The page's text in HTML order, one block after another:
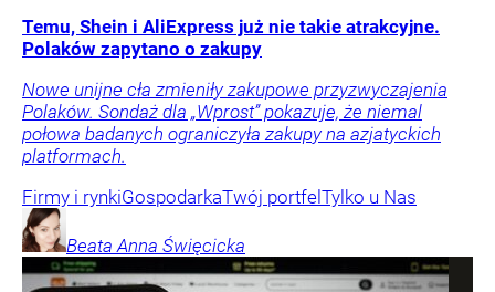
Temu, Shein i AliExpress już nie takie atrakcyjne.
Polaków zapytano o zakupy
Nowe unijne cła zmieniły zakupowe przyzwyczajenia
Polaków. Sondaż dla „Wprost” pokazuje, że niemal
połowa badanych ograniczyła zakupy na azjatyckich
platformach.
Firmy i rynkiGospodarkaTwój portfel Tylko u Nas
Beata Anna Święcicka